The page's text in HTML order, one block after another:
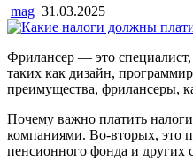
mag 31.03.2025
Фрилансер — это специалист,
таких как дизайн,
преимущества, фрилансеры,
Почему важно платить
компаниями. Во-вторых, это
пенсионного фонда и других